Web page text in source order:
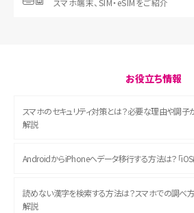
お役立ち情報
スマホのセキュリティ対策とは？必要な理由や調
解説
AndroidからiPhoneへデータ移行する方法は？「
読めない漢字を検索する方法は？スマホでの調べ
解説